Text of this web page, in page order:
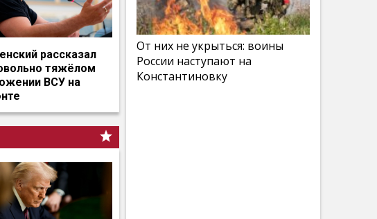
рассказал
тяжёлом
ВСУ на
От них не укрыться: воины
России наступают на
Константиновку